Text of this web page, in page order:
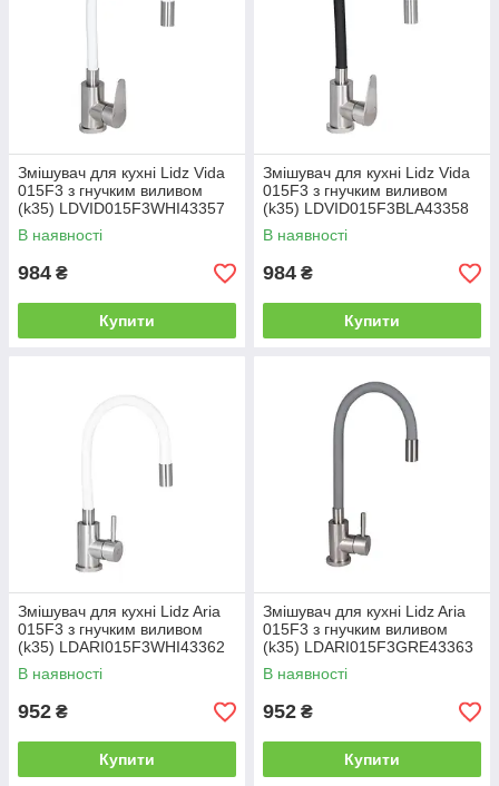
Змішувач для кухні Lidz Vida
015F3 з гнучким виливом
(k35) LDVID015F3WHI43357
White / Nickel
В наявності
984 ₴
Купити
Змішувач для кухні Lidz Vida
015F3 з гнучким виливом
(k35) LDVID015F3BLA43358
Black
В наявності
984 ₴
Купити
Змішувач для кухні Lidz Aria
015F3 з гнучким виливом
(k35) LDARI015F3WHI43362
White / Nickel
В наявності
952 ₴
Купити
Змішувач для кухні Lidz Aria
015F3 з гнучким виливом
(k35) LDARI015F3GRE43363
Grey
В наявності
952 ₴
Купити